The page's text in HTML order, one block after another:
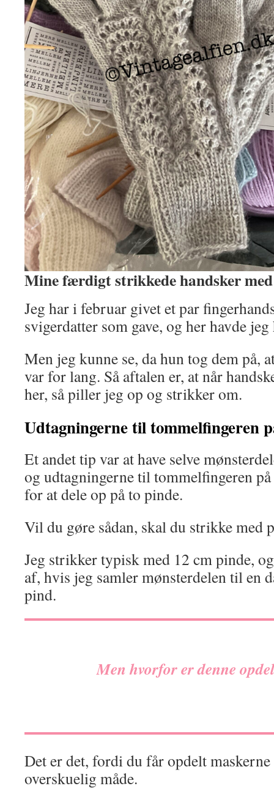
Mine færdigt strikkede handsker
Jeg har i februar givet et par
svigerdatter som gave, og her havde
Men jeg kunne se, da hun tog dem på,
var for lang. Så aftalen er, at når
her, så piller jeg op og strikker om.
Udtagningerne til tommelfingeren
Et andet tip var at have selve
og udtagningerne til tommelfingeren
for at dele op på to pinde.
Vil du gøre sådan, skal du strikke med
Jeg strikker typisk med 12 cm pinde,
af, hvis jeg samler mønsterdelen til en
pind.
Men hvorfor er denne
Det er det, fordi du får opdelt
overskuelig måde.